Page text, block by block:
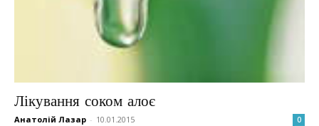
Лікування соком алоє
Анатолій Лазар - 10.01.2015 0